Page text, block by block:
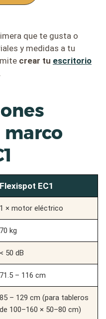
que te gusta o
y medidas a tu
crear tu escritorio
.
marco
Flexispot EC1
1 × motor eléctrico
70 kg
< 50 dB
71.5 – 116 cm
85 – 129 cm (para tableros
de 100–160 × 50–80 cm)